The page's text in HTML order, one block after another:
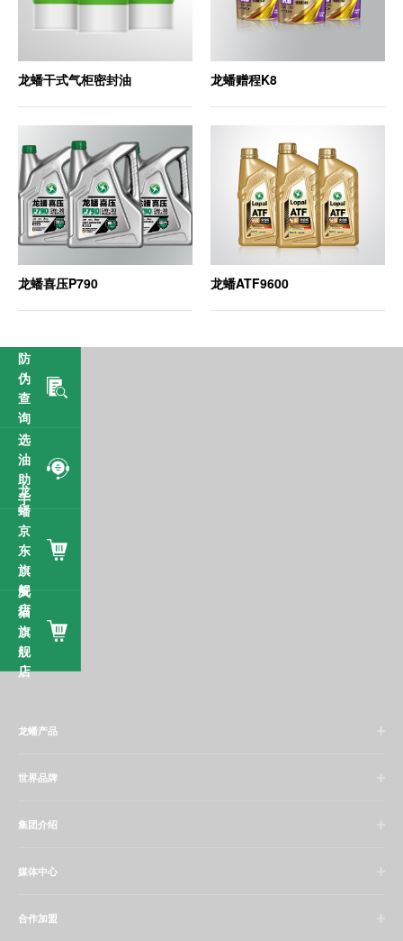
龙蟠干式气柜密封油 龙蟠赠程K8
龙蟠喜压P790 龙蟠ATF9600
防
伪
查
询
选
油
助
手
龙
蟠
京
东
旗
舰
店
天
猫
旗
舰
店
龙蟠产品
世界品牌
集团介绍
媒体中心
合作加盟